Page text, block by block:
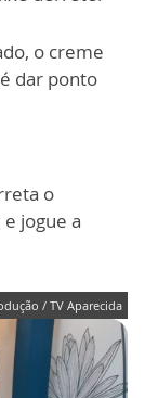
o creme
dar ponto
o
jogue a
/ TV Aparecida